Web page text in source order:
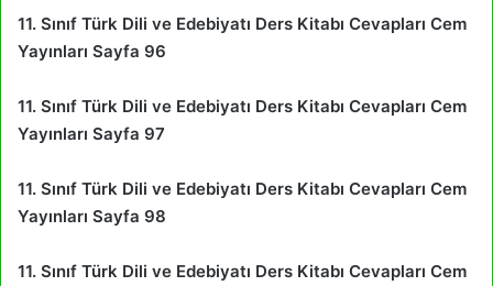
11. Sınıf Türk Dili ve Edebiyatı Ders Kitabı Cevapları Cem
Yayınları Sayfa 96
11. Sınıf Türk Dili ve Edebiyatı Ders Kitabı Cevapları Cem
Yayınları Sayfa 97
11. Sınıf Türk Dili ve Edebiyatı Ders Kitabı Cevapları Cem
Yayınları Sayfa 98
11. Sınıf Türk Dili ve Edebiyatı Ders Kitabı Cevapları Cem